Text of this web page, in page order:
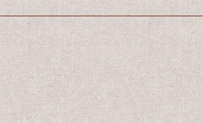
絞り込む